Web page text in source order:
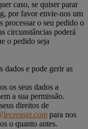
caso, se quiser parar
por favor envie-nos um
processar o seu pedido o
circunstâncias poderá
o pedido seja
dados e pode gerir as
os seus dados a
a sua permissão.
direitos de
para nos
o quanto antes.